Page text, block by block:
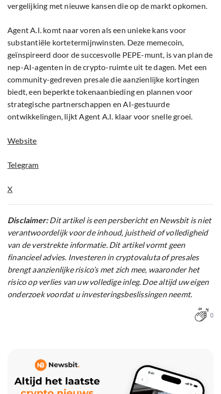
vergelijking met nieuwe kansen die op de markt opkomen.
Agent A.I. komt naar voren als een unieke kans voor
substantiële kortetermijnwinsten. Deze memecoin,
geïnspireerd door de succesvolle PEPE-munt, is van plan de
nep-AI-agenten in de crypto-ruimte uit te dagen. Met een
community-gedreven presale die aanzienlijke kortingen
biedt, een beperkte tokenaanbieding en plannen voor
strategische partnerschappen en AI-gestuurde
ontwikkelingen, lijkt Agent A.I. klaar voor snelle groei.
Website
Telegram
X
Disclaimer:Dit artikel is een persbericht en Newsbit is niet
verantwoordelijk voor de inhoud, juistheid of volledigheid
van de verstrekte informatie. Dit artikel vormt geen
financieel advies. Investeren in cryptovaluta of presales
brengt aanzienlijke risico’s met zich mee, waaronder het
risico op verlies van uw volledige inleg. Doe altijd uw eigen
onderzoek voordat u investeringsbeslissingen neemt.
0